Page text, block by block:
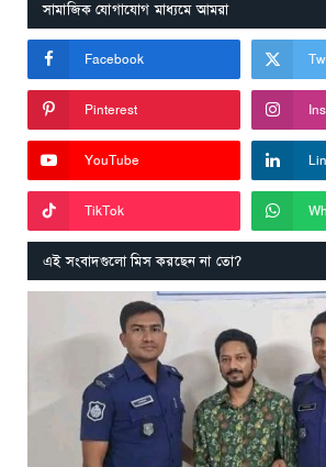
সামাজিক যোগাযোগ মাধ্যমে আমরা
Facebook
Pinterest
YouTube
TikTok
এই সংবাদগুলো মিস করছেন না তো?